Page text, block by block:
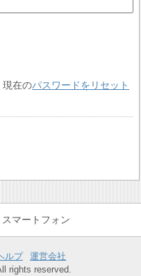
現在のパスワードをリセット
スマートフォン
ルプ
運営会社
rights reserved.